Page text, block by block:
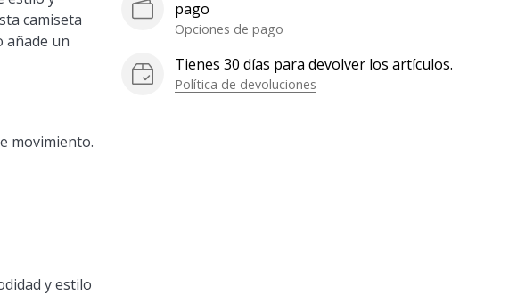
pago
Opciones de pago
Tienes 30 días para devolver los artículos.
Política de devoluciones
camiseta
añade un
movimiento.
y estilo